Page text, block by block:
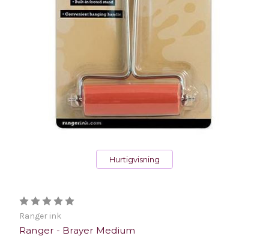
Hurtigvisning
Ranger ink
Ranger - Brayer Medium